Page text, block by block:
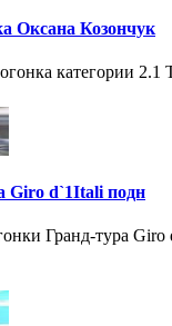
Оксана Козончук
категории
Giro d`1Itali подн
Гранд-тура